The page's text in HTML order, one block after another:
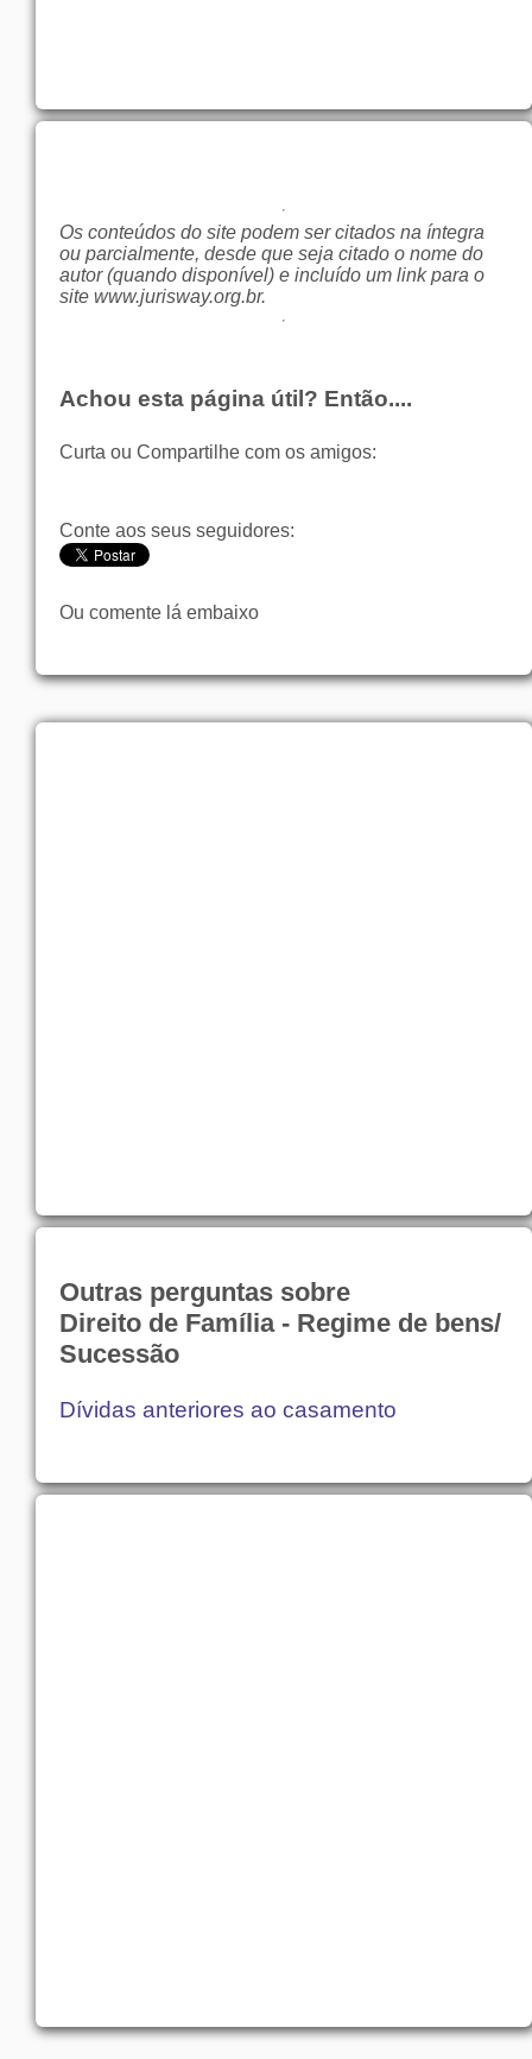
Os conteúdos do site podem ser citados na íntegra
ou parcialmente, desde que seja citado o nome do
autor (quando disponível) e incluído um link para o
site www.jurisway.org.br.
Achou esta página útil? Então....
Curta ou Compartilhe com os amigos:
Conte aos seus seguidores:
Ou comente lá embaixo
Outras perguntas sobre
Direito de Família - Regime de bens/
Sucessão
Dívidas anteriores ao casamento